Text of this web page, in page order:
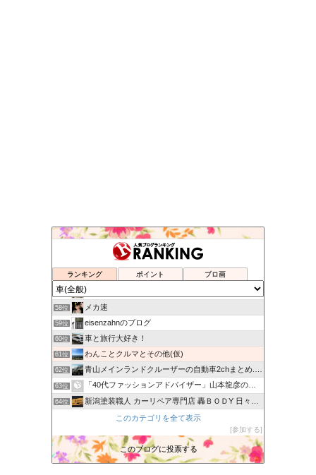
ランキング ポイント ブロ画
HIROMIX BLOG
なんでも情報局
56位 興味のままに解説する研究者
57位 usunonooのブログ@トミカ倉庫
58位 メカ速
59位 eisenzahnのブログ
60位 車と旅行大好き！
61位 わんことクルマとその他(仮)
62位 青山メインランドクルーザーの自動車2chまとめ.com
63位 「40代ファッションアドバイザー」山本龍彦のブログ
64位 新潟塗装職人 カーリペア専門店 轟ＢＯＤY 日々の出来事
カービューティープロ 向井日記
67位 ニコニコレンタカー広島（駅南口店・広大前店・胡町店・三篠店…
68位 へぇ〜さんの最新情報
このカテゴリを全て表示
参加する
このブログに投票する